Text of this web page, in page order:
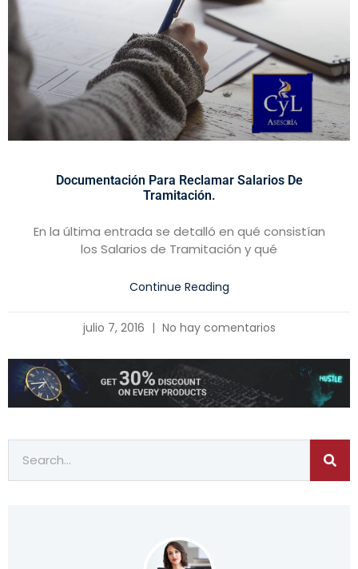
Documentación Para Reclamar Salarios De
Tramitación.
En la última entrada se detalló en qué consistían
los Salarios de Tramitación y qué
Continue Reading
julio 7, 2016 No hay comentarios